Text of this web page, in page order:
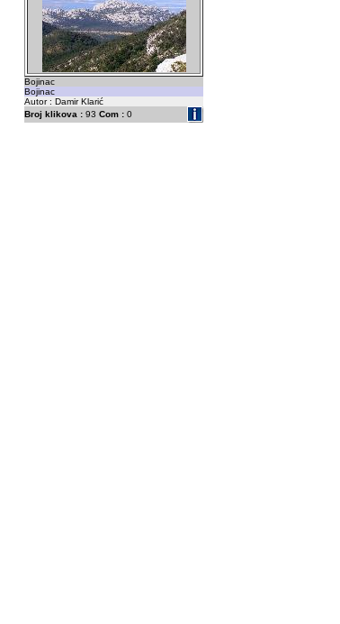
Bojinac
Bojinac
Autor : Damir Klarić
Broj klikova : 93 Com : 0